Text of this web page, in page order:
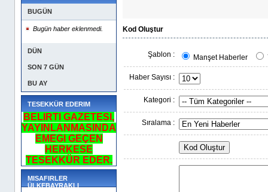
BUGÜN
Bugün haber eklenmedi.
DÜN
SON 7 GÜN
BU AY
TESEKKÜR EDERIM
BELIRTI GAZETESI,
YAYINLANMASINDA
EMEGI GEÇEN
HERKESE
TESEKKÜR EDER.
MISAFIRLER
ÜLKEBAYRAKLI
Kod Oluştur
Şablon : Manşet Haberler
Haber Sayısı :
Kategori :
Sıralama :